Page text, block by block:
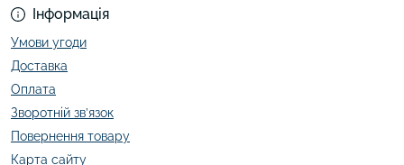
Інформація
Умови угоди
Доставка
Оплата
Зворотній зв’язок
Повернення товару
Карта сайту